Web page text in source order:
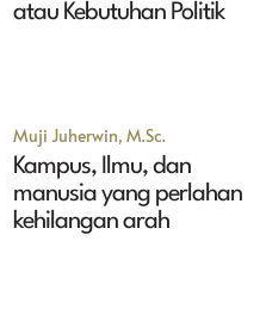
atau Kebutuhan Politik
Muji Juherwin, M.Sc.
Kampus, Ilmu, dan
manusia yang perlahan
kehilangan arah